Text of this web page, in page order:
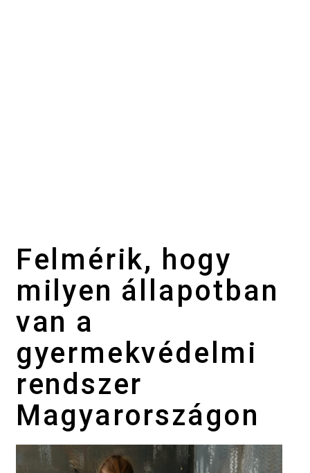
Felmérik, hogy
milyen állapotban
van a
gyermekvédelmi
rendszer
Magyarországon